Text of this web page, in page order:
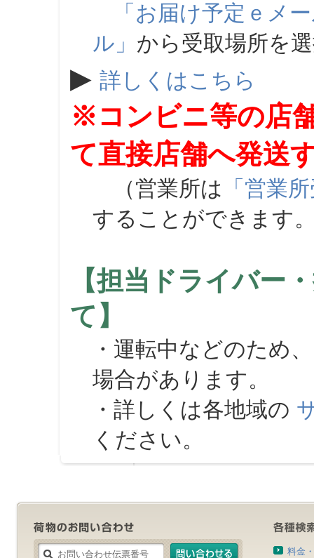
「お届け予定ｅメ
ル」 から受取場所を
▶ 詳しくはこちら
※コンビニ等の店
て直接店舗へ発送
（営業所は 「営業
することができます
【担当ドライバー
て】
・運転中などのため
場合があります。
・詳しくは各地域の
ください。
料金